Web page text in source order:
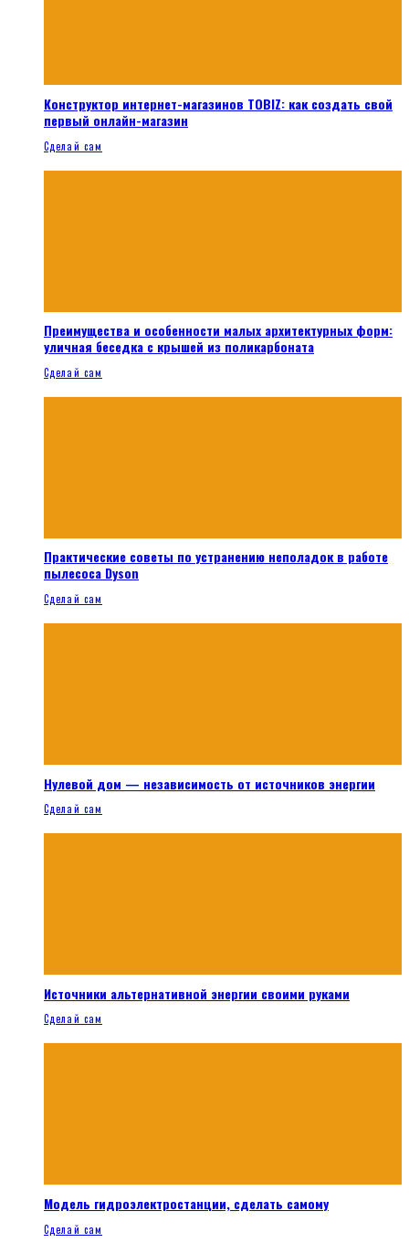
Конструктор интернет-магазинов TOBIZ: как создать свой
первый онлайн-магазин
Сделай сам
Преимущества и особенности малых архитектурных форм:
уличная беседка с крышей из поликарбоната
Сделай сам
Практические советы по устранению неполадок в работе
пылесоса Dyson
Сделай сам
Нулевой дом — независимость от источников энергии
Сделай сам
Источники альтернативной энергии своими руками
Сделай сам
Модель гидроэлектростанции, сделать самому
Сделай сам